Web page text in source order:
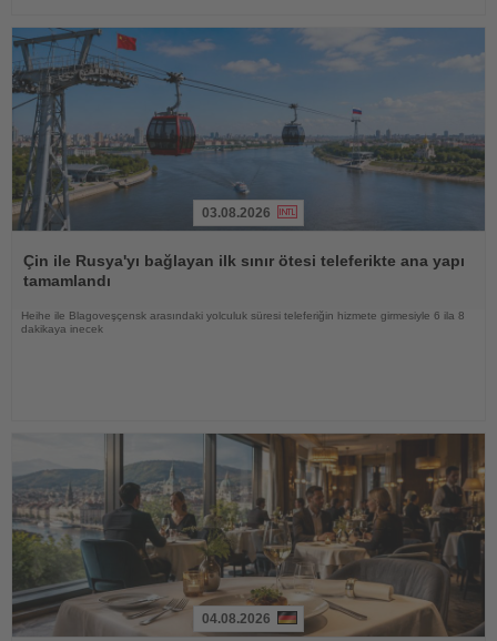
Oku
03.08.2026
Çin ile Rusya'yı bağlayan ilk sınır ötesi teleferikte ana yapı
tamamlandı
Heihe ile Blagoveşçensk arasındaki yolculuk süresi teleferiğin hizmete girmesiyle 6 ila 8
dakikaya inecek
04.08.2026